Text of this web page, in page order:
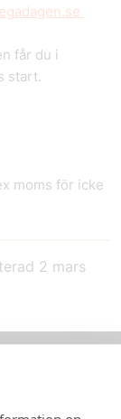
får du i
start.
moms för icke
2 mars